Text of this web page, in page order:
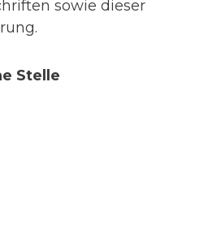
sowie dieser
Stelle